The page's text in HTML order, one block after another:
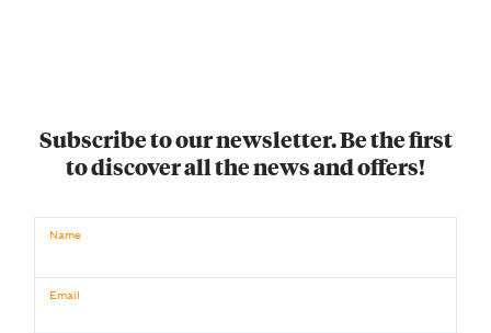
Subscribe to our newsletter. Be the first
to discover all the news and offers!
Name
Email